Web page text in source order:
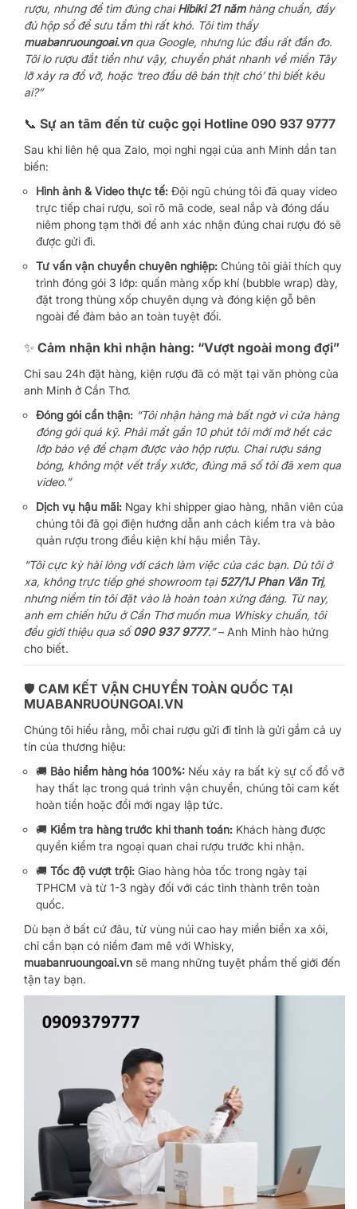
rượu, nhưng để tìm đúng chaiHibiki 21 nămhàng chuẩn, đầy
đủ hộp sổ để sưu tầm thì rất khó. Tôi tìm thấy
muabanruoungoai.vnqua Google, nhưng lúc đầu rất đắn đo.
Tôi lo rượu đắt tiền như vậy, chuyển phát nhanh về miền Tây
lỡ xảy ra đổ vỡ, hoặc ‘treo đầu dê bán thịt chó’ thì biết kêu
ai?”
📞 Sự an tâm đến từ cuộc gọi Hotline 090 937 9777
Sau khi liên hệ qua Zalo, mọi nghi ngại của anh Minh dần tan
biến:
Hình ảnh & Video thực tế: Đội ngũ chúng tôi đã quay video
trực tiếp chai rượu, soi rõ mã code, seal nắp và đóng dấu
niêm phong tạm thời để anh xác nhận đúng chai rượu đó sẽ
được gửi đi.
Tư vấn vận chuyển chuyên nghiệp: Chúng tôi giải thích quy
trình đóng gói 3 lớp: quấn màng xốp khí (bubble wrap) dày,
đặt trong thùng xốp chuyên dụng và đóng kiện gỗ bên
ngoài để đảm bảo an toàn tuyệt đối.
✨ Cảm nhận khi nhận hàng: “Vượt ngoài mong đợi”
Chỉ sau 24h đặt hàng, kiện rượu đã có mặt tại văn phòng của
anh Minh ở Cần Thơ.
Đóng gói cẩn thận: “Tôi nhận hàng mà bất ngờ vì cửa hàng
đóng gói quá kỹ. Phải mất gần 10 phút tôi mới mở hết các
lớp bảo vệ để chạm được vào hộp rượu. Chai rượu sáng
bóng, không một vết trầy xước, đúng mã số tôi đã xem qua
video.”
Dịch vụ hậu mãi: Ngay khi shipper giao hàng, nhân viên của
chúng tôi đã gọi điện hướng dẫn anh cách kiểm tra và bảo
quản rượu trong điều kiện khí hậu miền Tây.
“Tôi cực kỳ hài lòng với cách làm việc của các bạn. Dù tôi ở
xa, không trực tiếp ghé showroom tại527/1J Phan Văn Trị,
nhưng niềm tin tôi đặt vào là hoàn toàn xứng đáng. Từ nay,
anh em chiến hữu ở Cần Thơ muốn mua Whisky chuẩn, tôi
đều giới thiệu qua số090 937 9777.”– Anh Minh hào hứng
cho biết.
🛡️ CAM KẾT VẬN CHUYỂN TOÀN QUỐC TẠI
MUABANRUOUNGOAI.VN
Chúng tôi hiểu rằng, mỗi chai rượu gửi đi tỉnh là gửi gắm cả uy
tín của thương hiệu:
🚚 Bảo hiểm hàng hóa 100%: Nếu xảy ra bất kỳ sự cố đổ vỡ
hay thất lạc trong quá trình vận chuyển, chúng tôi cam kết
hoàn tiền hoặc đổi mới ngay lập tức.
🚚 Kiểm tra hàng trước khi thanh toán: Khách hàng được
quyền kiểm tra ngoại quan chai rượu trước khi nhận.
🚚 Tốc độ vượt trội: Giao hàng hỏa tốc trong ngày tại
TPHCM và từ 1-3 ngày đối với các tỉnh thành trên toàn
quốc.
Dù bạn ở bất cứ đâu, từ vùng núi cao hay miền biển xa xôi,
chỉ cần bạn có niềm đam mê với Whisky,
muabanruoungoai.vn sẽ mang những tuyệt phẩm thế giới đến
tận tay bạn.